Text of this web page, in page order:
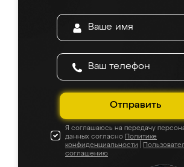
Отправить
Я соглашаюсь на передачу
данных согласно Политике
конфиденциальности
соглашению